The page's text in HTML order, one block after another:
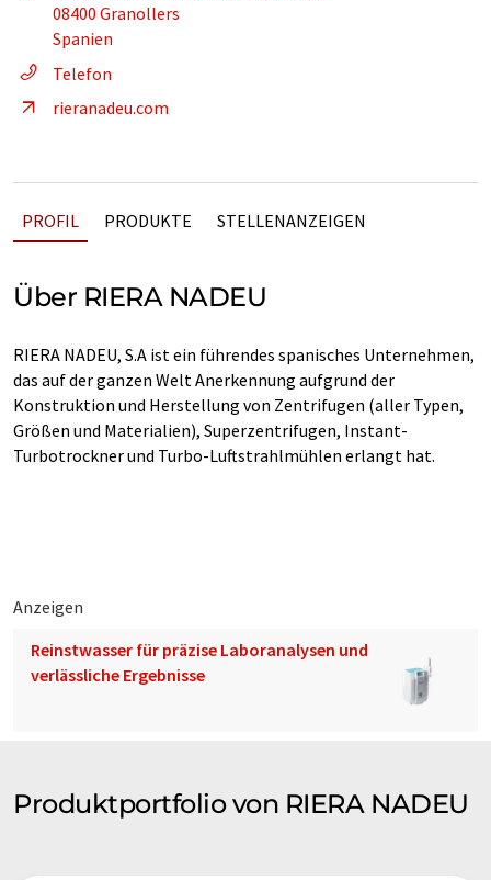
08400 Granollers
Spanien
Telefon
rieranadeu.com
PROFIL PRODUKTE STELLENANZEIGEN
Über RIERA NADEU
RIERA NADEU, S.A ist ein führendes spanisches Unternehmen,
das auf der ganzen Welt Anerkennung aufgrund der
Konstruktion und Herstellung von Zentrifugen (aller Typen,
Größen und Materialien), Superzentrifugen, Instant-
Turbotrockner und Turbo-Luftstrahlmühlen erlangt hat.
Anzeigen
Reinstwasser für präzise Laboranalysen und
verlässliche Ergebnisse
Produktportfolio von RIERA NADEU